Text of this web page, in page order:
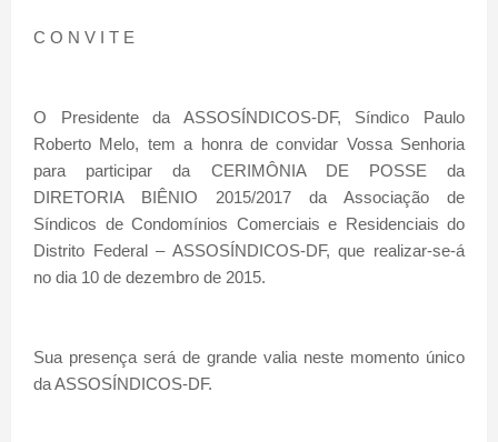
C O N V I T E
O Presidente da ASSOSÍNDICOS-DF, Síndico Paulo
Roberto Melo, tem a honra de convidar Vossa Senhoria
para participar da CERIMÔNIA DE POSSE da
DIRETORIA BIÊNIO 2015/2017 da Associação de
Síndicos de Condomínios Comerciais e Residenciais do
Distrito Federal – ASSOSÍNDICOS-DF, que realizar-se-á
no dia 10 de dezembro de 2015.
Sua presença será de grande valia neste momento único
da ASSOSÍNDICOS-DF.